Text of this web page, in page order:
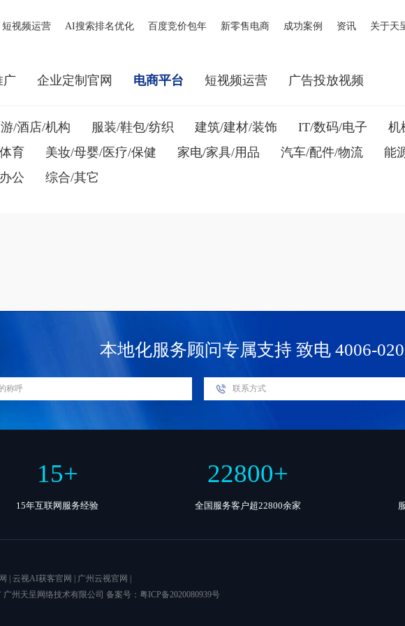
短视频运营 AI搜索排名优化 百度竞价包年 新零售电商 成功案例 资讯 关于天
广 企业定制官网 电商平台 短视频运营 广告投放视频
/酒店/机构 服装/鞋包/纺织 建筑/建材/装饰 IT/数码/电子 机
育
美妆/母婴/医疗/保健 家电/家具/用品 汽车/配件/物流 能
公
综合/其它
本地化服务顾问专属支持致电 4006-
15+
15年互联网服务经验
22800+
全国服务客户超22800余家
云视AI获客官网 广州云视官网
广州天呈网络技术有限公司 备案号：粤ICP备2020080939号